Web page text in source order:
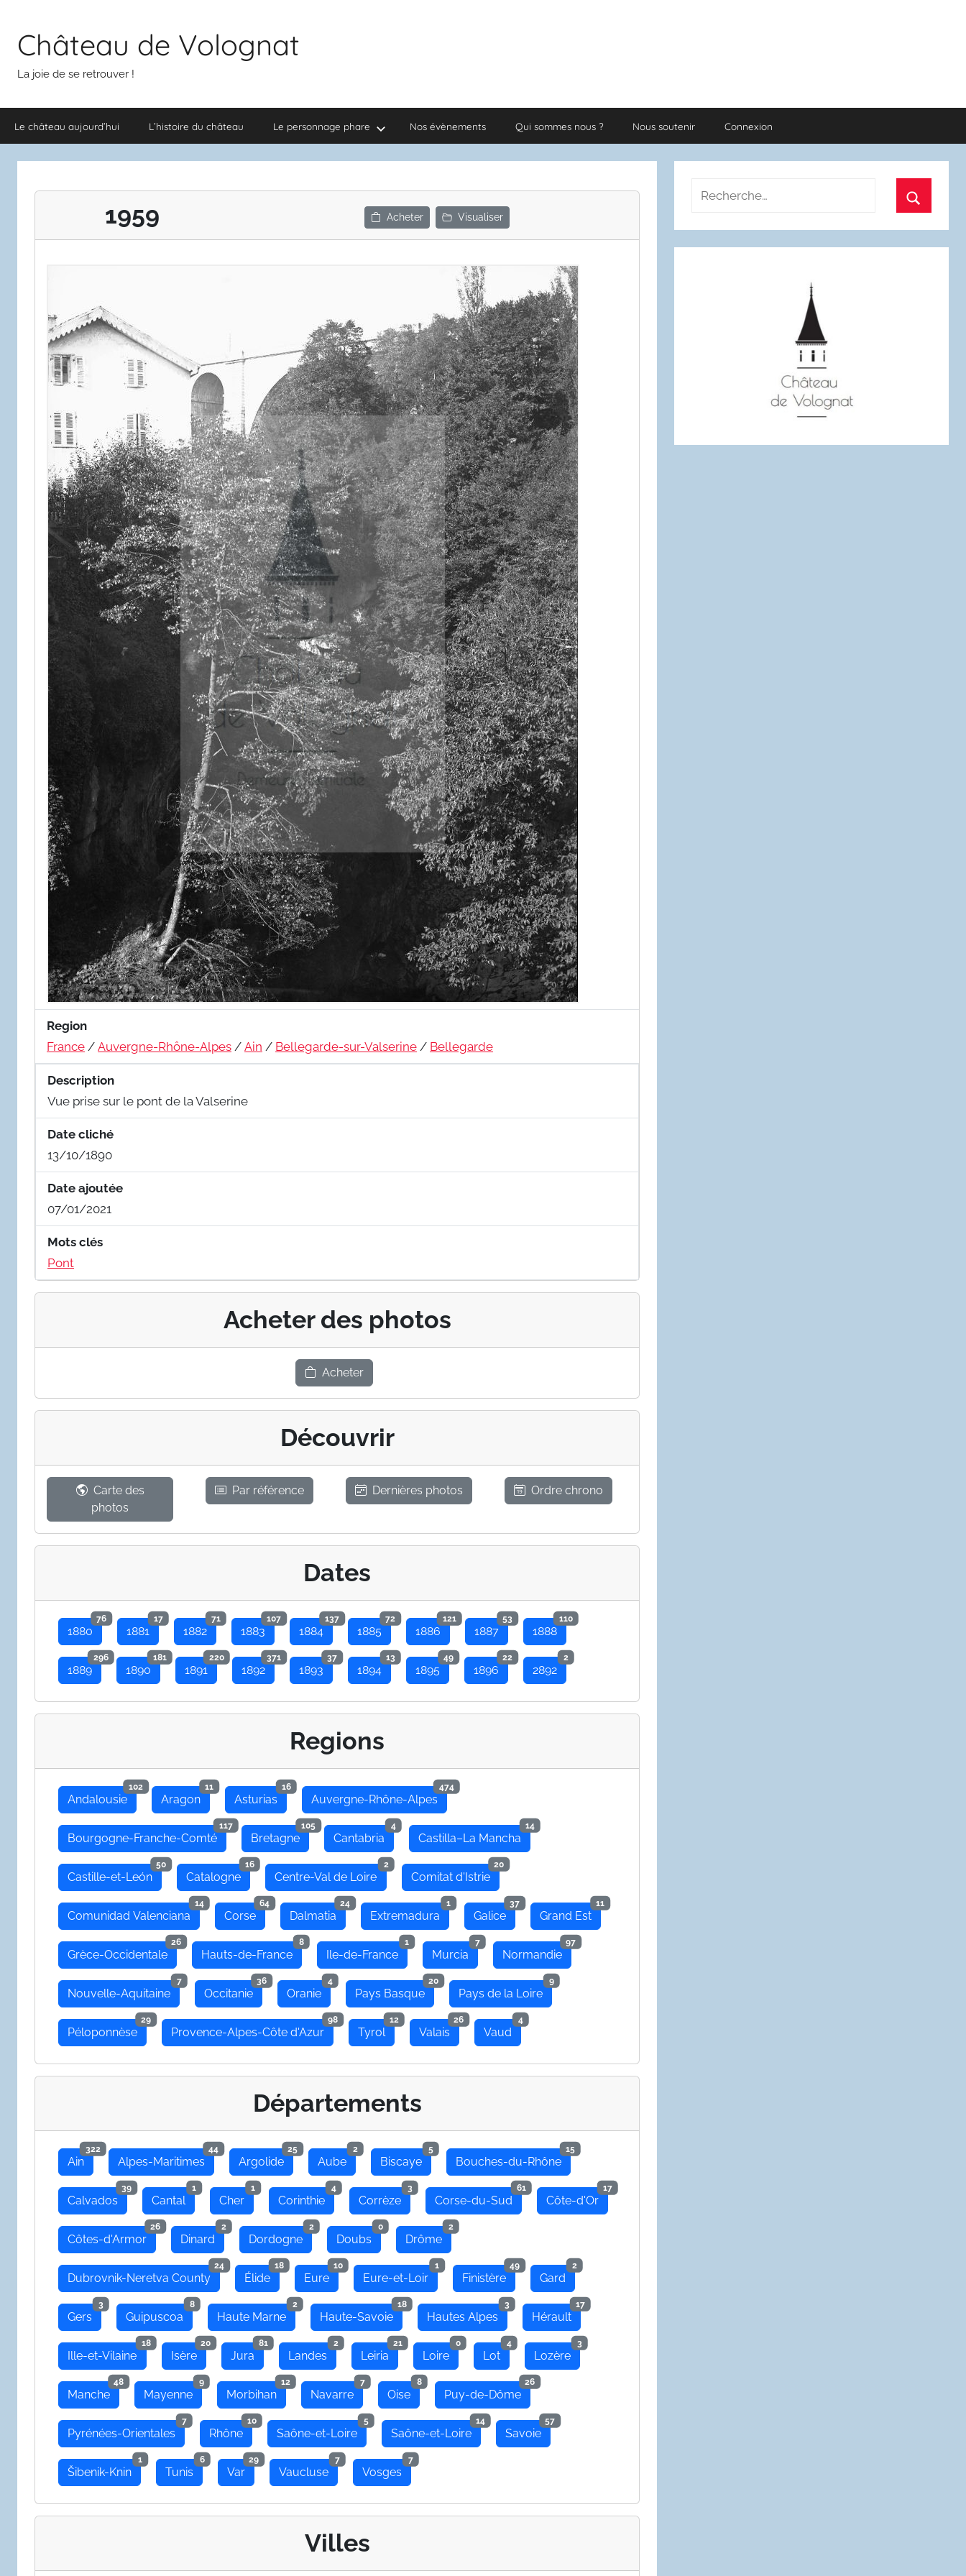
contenuChâteau de Volognat
La joie de se retrouver !
Le château aujourd’hui L’histoire du château Le personnage phare Nos évènements Qui sommes nous ? Nous soutenir Connexion
1959 Acheter Visualiser
Region
France / Auvergne-Rhône-Alpes / Ain / Bellegarde-sur-Valserine / Bellegarde
Description
Vue prise sur le pont de la Valserine
Date cliché
13/10/1890
Date ajoutée
07/01/2021
Mots clés
Pont
Acheter des photos
Acheter
Découvrir
Carte des
photos
Par référence Dernières photos Ordre chrono
Dates
1880
76
1881
17
1882
71
1883
107
1884
137
1885
72
1886
121
1887
53
1888
110
1889
296
1890
181
1891
220
1892
371
1893
37
1894
13
1895
49
1896
22
2892
2
Regions
Andalousie
102
Aragon
11
Asturias
16
Auvergne-Rhône-Alpes
474
Bourgogne-Franche-Comté
117
Bretagne
105
Cantabria
4
Castilla–La Mancha
14
Castille-et-León
50
Catalogne
16
Centre-Val de Loire
2
Comitat d'Istrie
20
Comunidad Valenciana
14
Corse
64
Dalmatia
24
Extremadura
1
Galice
37
Grand Est
11
Grèce-Occidentale
26
Hauts-de-France
8
Ile-de-France
1
Murcia
7
Normandie
97
Nouvelle-Aquitaine
7
Occitanie
36
Oranie
4
Pays Basque
20
Pays de la Loire
9
Péloponnèse
29
Provence-Alpes-Côte d'Azur
98
Tyrol
12
Valais
26
Vaud
4
Départements
Ain
322
Alpes-Maritimes
44
Argolide
25
Aube
2
Biscaye
5
Bouches-du-Rhône
15
Calvados
39
Cantal
1
Cher
1
Corinthie
4
Corrèze
3
Corse-du-Sud
61
Côte-d'Or
17
Côtes-d'Armor
26
Dinard
2
Dordogne
2
Doubs
0
Drôme
2
Dubrovnik-Neretva County
24
Élide
18
Eure
10
Eure-et-Loir
1
Finistère
49
Gard
2
Gers
3
Guipuscoa
8
Haute Marne
2
Haute-Savoie
18
Hautes Alpes
3
Hérault
17
Ille-et-Vilaine
18
Isère
20
Jura
81
Landes
2
Leiria
21
Loire
0
Lot
4
Lozère
3
Manche
48
Mayenne
9
Morbihan
12
Navarre
7
Oise
8
Puy-de-Dôme
26
Pyrénées-Orientales
7
Rhône
10
Saône-et-Loire
5
Saône-et-Loire
14
Savoie
57
Šibenik-Knin
1
Tunis
6
Var
29
Vaucluse
7
Vosges
7
Villes
Recherche
: